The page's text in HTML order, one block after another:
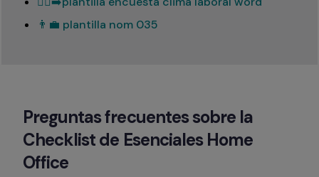
👨‍💼 plantilla nom 035
Preguntas frecuentes sobre la
Checklist de Esenciales Home
Office